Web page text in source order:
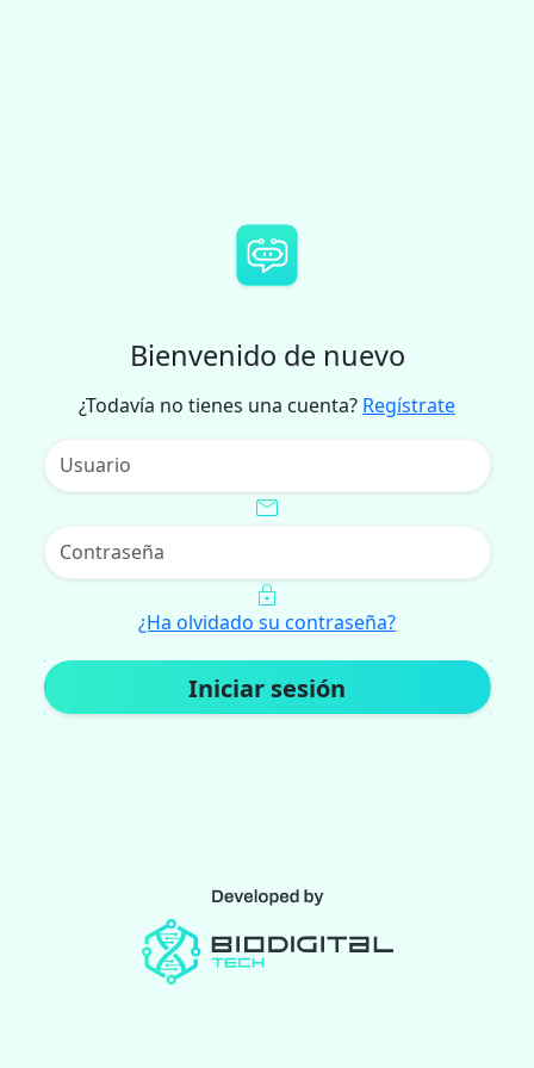
Bienvenido de nuevo
¿Todavía no tienes una cuenta? Regístrate
¿Ha olvidado su contraseña?
Iniciar sesión